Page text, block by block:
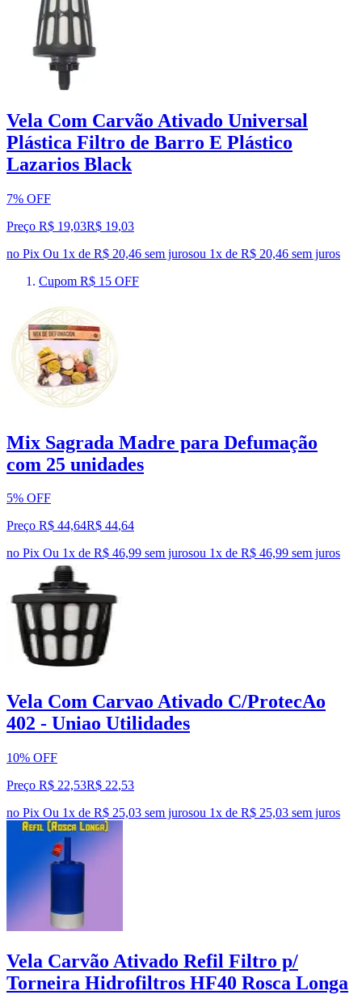
Vela Com Carvão Ativado Universal
Plástica Filtro de Barro E Plástico
Lazarios Black
7% OFF
Preço R$ 19,03R$ 19,03
no Pix Ou 1x de R$ 20,46 sem jurosou 1x de R$ 20,46 sem juros
Cupom R$ 15 OFF
Mix Sagrada Madre para Defumação
com 25 unidades
5% OFF
Preço R$ 44,64R$ 44,64
no Pix Ou 1x de R$ 46,99 sem jurosou 1x de R$ 46,99 sem juros
Vela Com Carvao Ativado C/ProtecAo
402 - Uniao Utilidades
10% OFF
Preço R$ 22,53R$ 22,53
no Pix Ou 1x de R$ 25,03 sem jurosou 1x de R$ 25,03 sem juros
Vela Carvão Ativado Refil Filtro p/
Torneira Hidrofiltros HF40 Rosca Longa